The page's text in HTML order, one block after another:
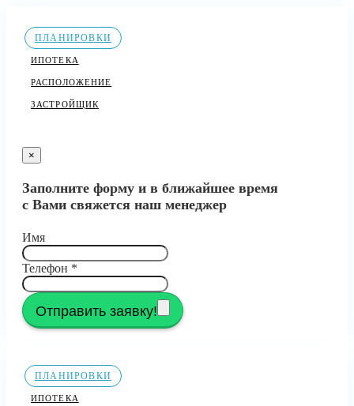
ПЛАНИРОВКИ
ИПОТЕКА
РАСПОЛОЖЕНИЕ
ЗАСТРОЙЩИК
×
Заполните форму и в ближайшее время
с Вами свяжется наш менеджер
Имя
Телефон *
Отправить заявку!
ПЛАНИРОВКИ
ИПОТЕКА